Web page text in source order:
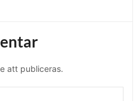
att publiceras.